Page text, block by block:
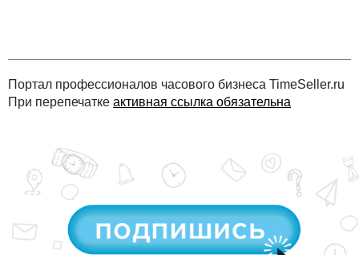
Портал профессионалов часового бизнеса TimeSeller.ru
При перепечатке активная ссылка обязательна